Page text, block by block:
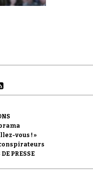
vous ! »
PRESSE